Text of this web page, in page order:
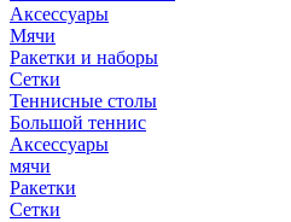
Аксессуары
Мячи
Ракетки и наборы
Сетки
Теннисные столы
Большой теннис
Аксессуары
мячи
Ракетки
Сетки